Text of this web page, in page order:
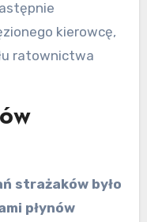
kierowcę,
ratownictwa
strażaków było
płynów